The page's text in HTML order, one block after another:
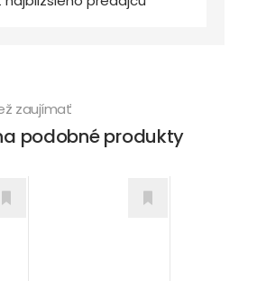
zaujímať
podobné produkty